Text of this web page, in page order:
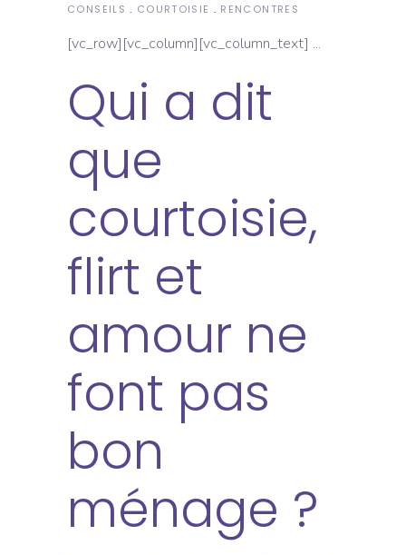
CONSEILS
COURTOISIE RENCONTRES
[vc_row][vc_column][vc_column_text]
Qui a dit
que
courtoisie,
flirt et
amour ne
font pas
bon
ménage ?